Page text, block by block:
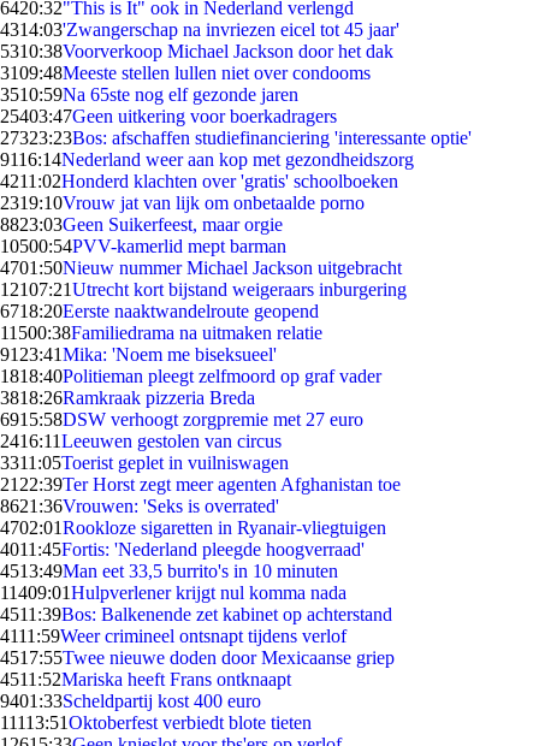
6420:32"This is It" ook in Nederland verlengd
4314:03'Zwangerschap na invriezen eicel tot 45 jaar'
5310:38Voorverkoop Michael Jackson door het dak
3109:48Meeste stellen lullen niet over condooms
3510:59Na 65ste nog elf gezonde jaren
25403:47Geen uitkering voor boerkadragers
27323:23Bos: afschaffen studiefinanciering 'interessante optie'
9116:14Nederland weer aan kop met gezondheidszorg
4211:02Honderd klachten over 'gratis' schoolboeken
2319:10Vrouw jat van lijk om onbetaalde porno
8823:03Geen Suikerfeest, maar orgie
10500:54PVV-kamerlid mept barman
4701:50Nieuw nummer Michael Jackson uitgebracht
12107:21Utrecht kort bijstand weigeraars inburgering
6718:20Eerste naaktwandelroute geopend
11500:38Familiedrama na uitmaken relatie
91 23:41Mika: 'Noem me biseksueel'
1818:40Politieman pleegt zelfmoord op graf vader
3818:26Ramkraak pizzeria Breda
6915:58DSW verhoogt zorgpremie met 27 euro
2416:11Leeuwen gestolen van circus
3311:05Toerist geplet in vuilniswagen
21 22:39Ter Horst zegt meer agenten Afghanistan toe
8621:36Vrouwen: 'Seks is overrated'
4702:01Rookloze sigaretten in Ryanair-vliegtuigen
4011:45Fortis: 'Nederland pleegde hoogverraad'
4513:49Man eet 33,5 burrito's in 10 minuten
11409:01Hulpverlener krijgt nul komma nada
4511:39Bos: Balkenende zet kabinet op achterstand
4111:59Weer crimineel ontsnapt tijdens verlof
4517:55Twee nieuwe doden door Mexicaanse griep
4511:52Mariska heeft Frans ontknaapt
9401:33Scheldpartij kost 400 euro
11113:51Oktoberfest verbiedt blote tieten